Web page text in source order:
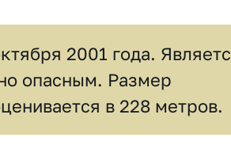
2001 года.
опасным. Размер
в 228 метров.